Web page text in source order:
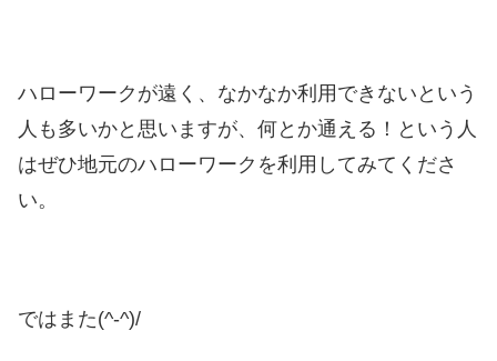
ハローワークが遠く、なかなか利用できないという
人も多いかと思いますが、何とか通える！という人
はぜひ地元のハローワークを利用してみてくださ
い。
ではまた(^-^)/